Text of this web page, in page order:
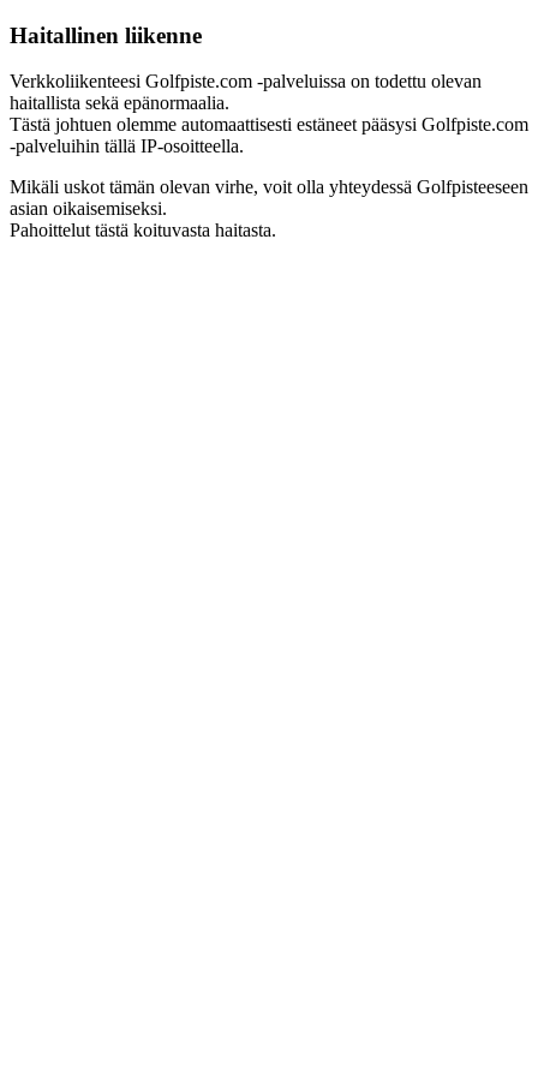
Haitallinen liikenne
Verkkoliikenteesi Golfpiste.com -palveluissa on todettu olevan
haitallista sekä epänormaalia.
Tästä johtuen olemme automaattisesti estäneet pääsysi Golfpiste.com
-palveluihin tällä IP-osoitteella.
Mikäli uskot tämän olevan virhe, voit olla yhteydessä Golfpisteeseen
asian oikaisemiseksi.
Pahoittelut tästä koituvasta haitasta.